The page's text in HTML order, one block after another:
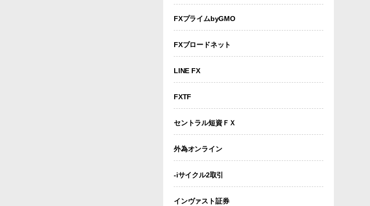
FXプライムbyGMO
FXブロードネット
LINE FX
FXTF
セントラル短資ＦＸ
外為オンライン
-iサイクル2取引
インヴァスト証券